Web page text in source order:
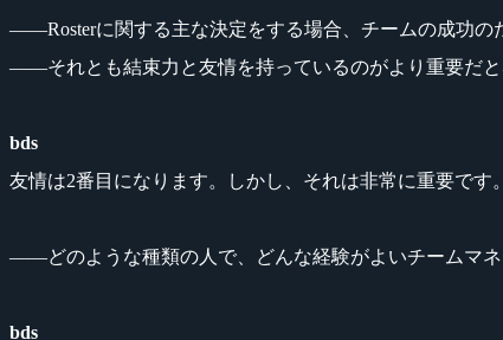
――Rosterに関する主な決定をする場合、チームの成功の
――それとも結束力と友情を持っているのがより重要だと
bds
友情は2番目になります。しかし、それは非常に重要です。
――どのような種類の人で、どんな経験がよいチームマネ
bds